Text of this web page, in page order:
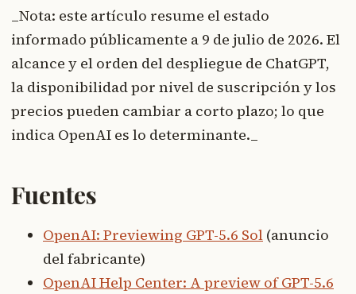
_Nota: este artículo resume el estado
informado públicamente a 9 de julio de 2026. El
alcance y el orden del despliegue de ChatGPT,
la disponibilidad por nivel de suscripción y los
precios pueden cambiar a corto plazo; lo que
indica OpenAI es lo determinante._
Fuentes
OpenAI: Previewing GPT-5.6 Sol (anuncio
del fabricante)
OpenAI Help Center: A preview of GPT-5.6